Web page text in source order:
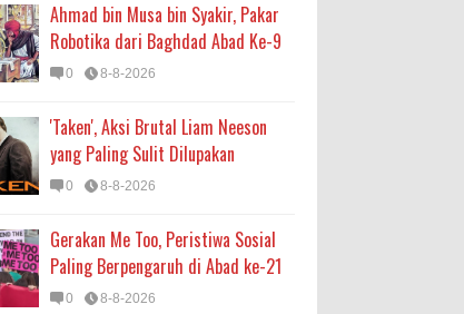
Ahmad bin Musa bin Syakir, Pakar
Robotika dari Baghdad Abad Ke-9
0 8-8-2026
'Taken', Aksi Brutal Liam Neeson
yang Paling Sulit Dilupakan
0 8-8-2026
Gerakan Me Too, Peristiwa Sosial
Paling Berpengaruh di Abad ke-21
0 8-8-2026